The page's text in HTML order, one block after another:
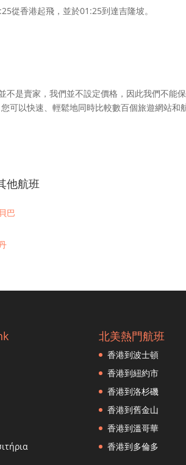
從香港起飛，並於01:25到達吉隆坡。
不是賣家，我們並不設定價格，因此我們不能
您可以快速、輕鬆地同時比較數百個旅遊網站
他航班
巴
（Brunei en Muara）
北美熱門航班
香港到波士頓
香港到紐約市
香港到洛杉磯
香港到舊金山
香港到溫哥華
香港到多倫多